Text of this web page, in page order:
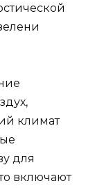
климат
для
включают